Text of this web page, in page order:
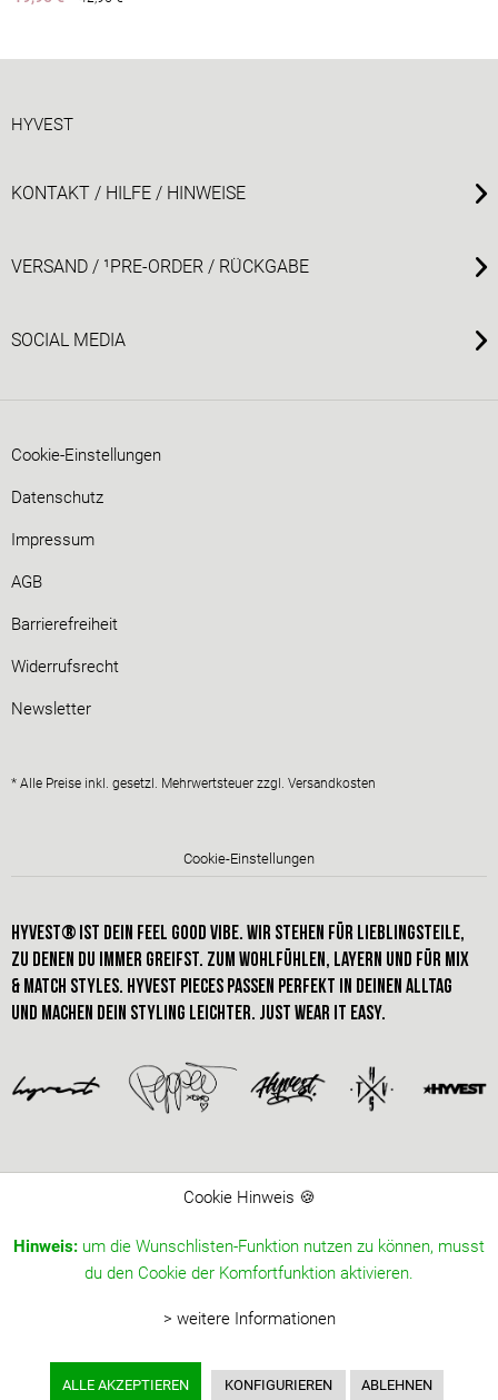
HYVEST
KONTAKT / HILFE / HINWEISE
VERSAND / ¹PRE-ORDER / RÜCKGABE
SOCIAL MEDIA
Cookie-Einstellungen
Datenschutz
Impressum
AGB
Barrierefreiheit
Widerrufsrecht
Newsletter
* Alle Preise inkl. gesetzl. Mehrwertsteuer zzgl. Versandkosten
Cookie-Einstellungen
HYVEST® IST dein FEEL GOOD VIBE. Wir stehen für Lieblingsteile,
zu denen du immer greifst. Zum Wohlfühlen, Layern und für Mix
& Match styles. hyvest pieces passen perfekt in deinen alltag
und machen dein STYLING leichter. just wear it easy.
Cookie Hinweis 🍪
Hinweis: um die Wunschlisten-Funktion nutzen zu können, musst
du den Cookie der Komfortfunktion aktivieren.
> weitere Informationen
ALLE AKZEPTIEREN KONFIGURIEREN ABLEHNEN